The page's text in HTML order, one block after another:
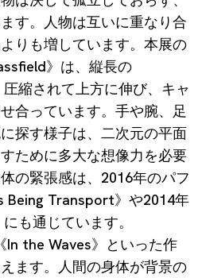
す。人物は互いに重なり合
りも増しています。本展の
》は、縦長の
縮されて上方に伸び、キャ
合っています。手や腕、足
探す様子は、二次元の平面
ために多大な想像力を必要
の緊張感は、2016年のパフ
Being Transport》や2014年
も通じています。
In the Waves》といった作
ます。人間の身体が背景の